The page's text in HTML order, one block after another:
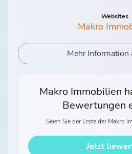
Websites
Makro
Mehr Information
Makro Immobilien
Bewertungen
Seien Sie der Erste der Makro
Jetzt